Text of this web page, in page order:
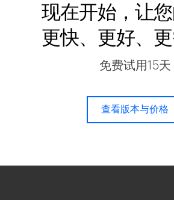
现在开始，让
更快、更好、更
免费试用15天
查看版本与价格